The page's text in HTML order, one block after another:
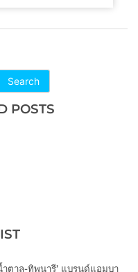
Search
POSTS
ำตาล-ทิพนารี’ แบรนด์แอมบา